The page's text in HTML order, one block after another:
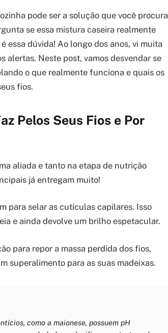
pode ser a solução que você procura
se essa mistura caseira realmente
essa dúvida! Ao longo dos anos, vi muita
alertas. Neste post, vamos desvendar se
o que realmente funciona e quais os
fios.
Pelos Seus Fios e Por
aliada e tanto na etapa de nutrição
já entregam muito!
para selar as cutículas capilares. Isso
e ainda devolve um brilho espetacular.
para repor a massa perdida dos fios,
superalimento para as suas madeixas.
como a maionese, possuem pH